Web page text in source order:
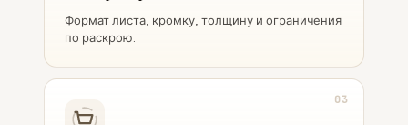
Формат листа, кромку, толщину и ограничения
по раскрою.
03